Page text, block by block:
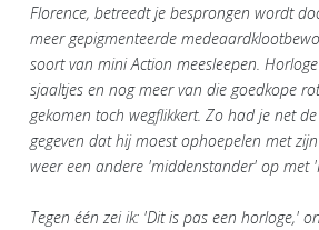
Florence, betreedt je besprongen wordt
meer gepigmenteerde
soort van mini Action meesleepen.
sjaaltjes en nog meer van die goedkope
gekomen toch wegflikkert. Zo had je net
gegeven dat hij moest ophoepelen met
weer een andere 'middenstander' op met
Tegen één zei ik: 'Dit is pas een horloge,'